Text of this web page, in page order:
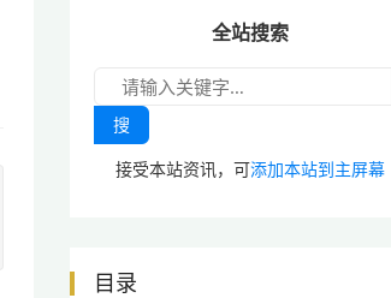
全站搜索
搜
接受本站资讯，可添加本站到主屏幕
目录